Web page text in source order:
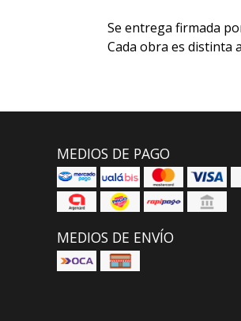
Se entrega firmada
Cada obra es distinta
MEDIOS DE PAGO
MEDIOS DE ENVÍO